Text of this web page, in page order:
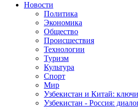
Новости
Политика
Экономика
Общество
Происшествия
Технологии
Туризм
Культура
Спорт
Мир
Узбекистан и Китай:
Узбекистан - Россия: